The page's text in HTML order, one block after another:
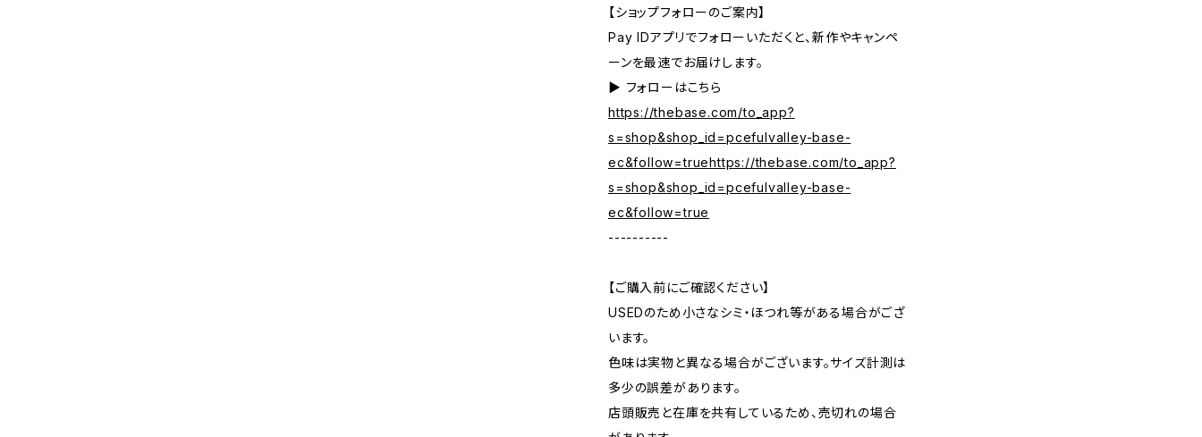
【ショップフォローのご案内】
Pay IDアプリでフォローいただくと、新作やキャンペ
ーンを最速でお届けします。
▶︎ フォローはこちら
https://thebase.com/to_app?
s=shop&shop_id=pcefulvalley-base-
ec&follow=truehttps://thebase.com/to_app?
s=shop&shop_id=pcefulvalley-base-
ec&follow=true
----------
【ご購入前にご確認ください】
USEDのため小さなシミ・ほつれ等がある場合がござ
います。
色味は実物と異なる場合がございます。サイズ計測は
多少の誤差があります。
店頭販売と在庫を共有しているため、売切れの場合